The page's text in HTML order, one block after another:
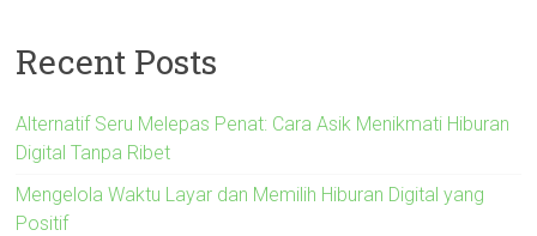
Recent Posts
Alternatif Seru Melepas Penat: Cara Asik Menikmati Hiburan
Digital Tanpa Ribet
Mengelola Waktu Layar dan Memilih Hiburan Digital yang
Positif